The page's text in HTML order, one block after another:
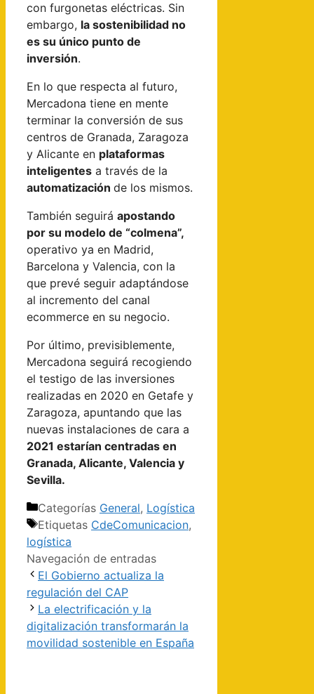
con furgonetas eléctricas. Sin
embargo, la sostenibilidad no
es su único punto de
inversión.
En lo que respecta al futuro,
Mercadona tiene en mente
terminar la conversión de sus
centros de Granada, Zaragoza
y Alicante en plataformas
inteligentes a través de la
automatización de los mismos.
También seguirá apostando
por su modelo de “colmena”,
operativo ya en Madrid,
Barcelona y Valencia, con la
que prevé seguir adaptándose
al incremento del canal
ecommerce en su negocio.
Por último, previsiblemente,
Mercadona seguirá recogiendo
el testigo de las inversiones
realizadas en 2020 en Getafe y
Zaragoza, apuntando que las
nuevas instalaciones de cara a
2021 estarían centradas en
Granada, Alicante, Valencia y
Sevilla.
Categorías General, Logística
Etiquetas CdeComunicacion,
logística
Navegación de entradas
El Gobierno actualiza la
regulación del CAP
La electrificación y la
digitalización transformarán la
movilidad sostenible en España